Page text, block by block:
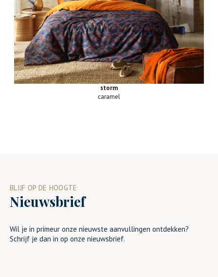
storm
caramel
BLIJF OP DE HOOGTE
Nieuwsbrief
Wil je in primeur onze nieuwste aanvullingen ontdekken?
Schrijf je dan in op onze nieuwsbrief.